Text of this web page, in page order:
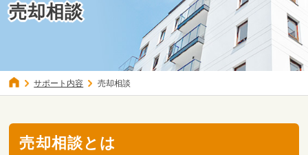
売却相談
サポート内容 売却相談
売却相談とは